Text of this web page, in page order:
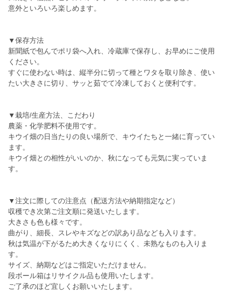
意外といろいろ楽しめます。
▼保存方法
新聞紙で包んでポリ袋へ入れ、冷蔵庫で保存し、お早めにご使用
ください。
すぐに使わない時は、縦半分に切って種とワタを取り除き、使い
たい大きさに切り、サッと茹でて冷凍しておくと便利です。
▼栽培/生産方法、こだわり
農薬・化学肥料不使用です。
キウイ畑の日当たりの良い場所で、キウイたちと一緒に育ってい
ます。
キウイ畑との相性がいいのか、秋になっても元気に実っていま
す。
▼注文に際しての注意点（配送方法や納期指定など）
収穫でき次第ご注文順に発送いたします。
大きさも色も様々です。
曲がり、細長、スレやキズなどの訳あり品なども入ります。
秋は気温が下がるため大きくなりにくく、未熟なものも入りま
す。
サイズ、納期などはご指定いただけません。
段ボール箱はリサイクル品も使用いたします。
ご了承のほど宜しくお願いいたします。